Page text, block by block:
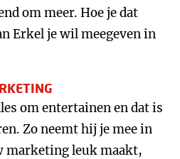
om meer. Hoe je dat
Erkel je wil meegeven in
om entertainen en dat is
Zo neemt hij je mee in
marketing leuk maakt,